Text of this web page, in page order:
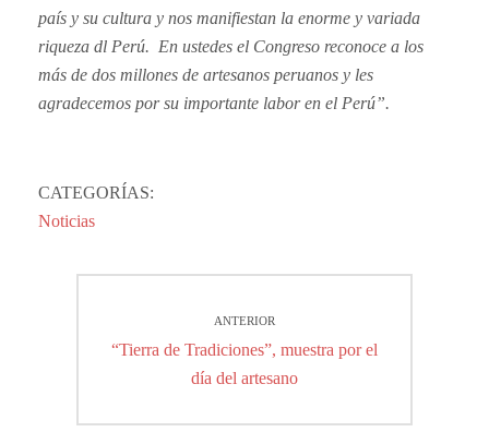
país y su cultura y nos manifiestan la enorme y variada
riqueza dl Perú. En ustedes el Congreso reconoce a los
más de dos millones de artesanos peruanos y les
agradecemos por su importante labor en el Perú”.
CATEGORÍAS:
Noticias
de
entradas
ANTERIOR
Entrada
“Tierra de Tradiciones”, muestra por el
día del artesano